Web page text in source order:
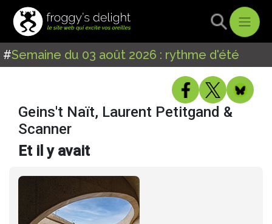
#Semaine du 03 août 2026 : rythme d'été
Geins't Naït, Laurent Petitgand &
Scanner
Et il y avait